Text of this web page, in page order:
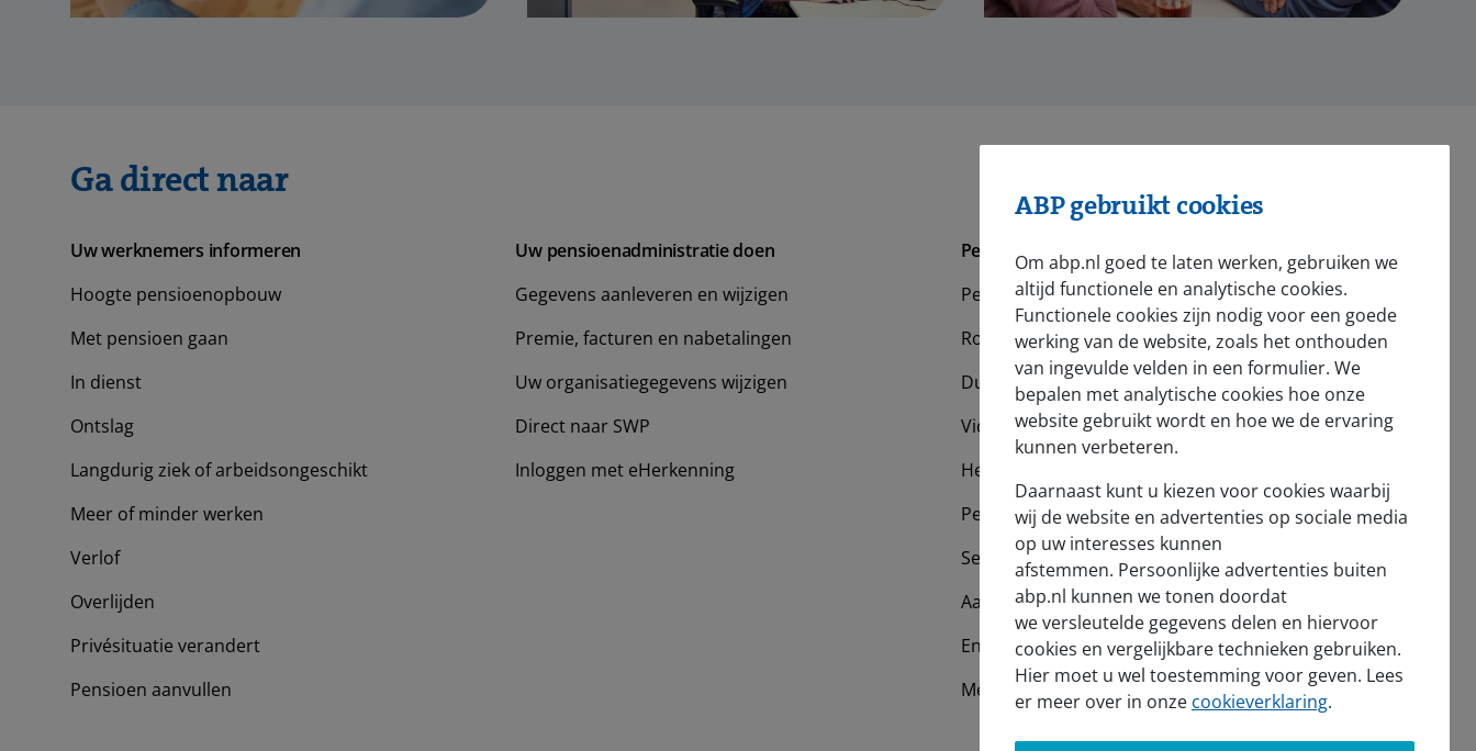
Ga direct naar
Uw werknemers informeren
Hoogte pensioenopbouw
Met pensioen gaan
In dienst
Ontslag
Langdurig ziek of arbeidsongeschikt
Meer of minder werken
Verlof
Overlijden
Privésituatie verandert
Pensioen aanvullen
Uw pensioenadministratie doen
Gegevens aanleveren en wijzigen
Premie, facturen en nabetalingen
Uw organisatiegegevens wijzigen
Direct naar SWP
Inloggen met eHerkenning
Pensioen bij ABP
Pensioenregeling in het kort
Rol werkgever rondom pensioen
Duurzame inzetbaarheid
Video's en webinars
Het vernieuwde pensioenstelsel
Pensioenambassadeurs
Sectoren
Aanmelden bij ABP
Engelstalige pensioeninformatie
Meerwaarde pensioen
ABP gebruikt cookies
Om abp.nl goed te laten werken, gebruiken we
altijd functionele en analytische cookies.
Functionele cookies zijn nodig voor een goede
werking van de website, zoals het onthouden
van ingevulde velden in een formulier. We
bepalen met analytische cookies hoe onze
website gebruikt wordt en hoe we de ervaring
kunnen verbeteren.
Daarnaast kunt u kiezen voor cookies waarbij
wij de website en advertenties op sociale media
op uw interesses kunnen
afstemmen. Persoonlijke advertenties buiten
abp.nl kunnen we tonen doordat
we versleutelde gegevens delen en hiervoor
cookies en vergelijkbare technieken gebruiken.
Hier moet u wel toestemming voor geven. Lees
er meer over in onze cookieverklaring.